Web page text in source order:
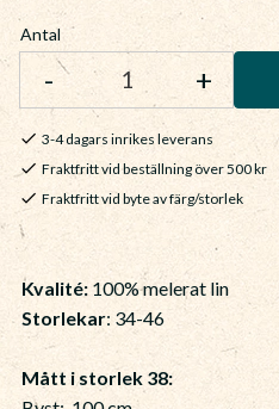
Antal
+
-
3-4 dagars inrikes leverans
Fraktfritt vid beställning över 500 kr
Fraktfritt vid byte av färg/storlek
Kvalité: 100% melerat lin
Storlekar: 34-46
Mått i storlek 38: